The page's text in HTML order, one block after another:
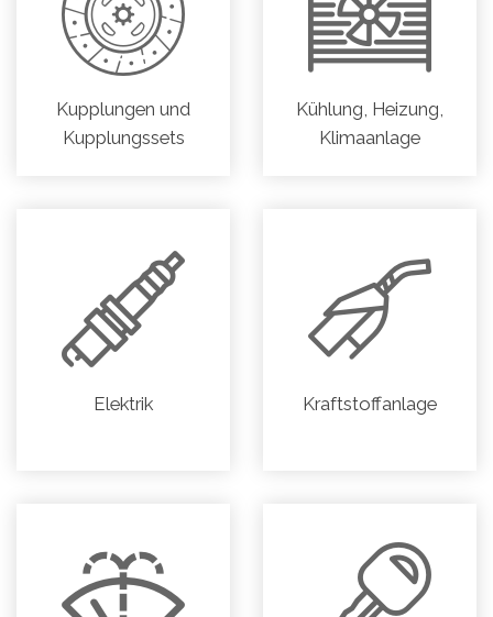
Kupplungen und
Kupplungssets
Kühlung, Heizung,
Klimaanlage
Elektrik Kraftstoffanlage